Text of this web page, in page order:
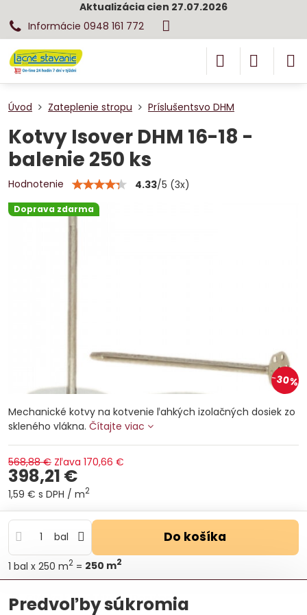
Aktualizácia cien 27.07.2026
Informácie 0948 161 772
Doprava zdarma
30%
Úvod Zateplenie stropu Príslušentsvo DHM
Kotvy Isover DHM 16-18 -
balenie 250 ks
Hodnotenie 4.33/5 (3x)
Mechanické kotvy na kotvenie ľahkých izolačných dosiek zo
skleného vlákna. Čítajte viac
568,88 € Zľava 170,66 €
398,21 €
1,59 € s DPH / m2
bal Do košíka
1 bal x 250 m2 = 250 m2
Otázka k produktu Doručenia
Predvoľby súkromia